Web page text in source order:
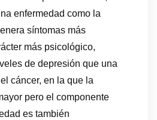
enfermedad como la
síntomas más
más psicológico,
de depresión que una
cáncer, en la que la
pero el componente
es también